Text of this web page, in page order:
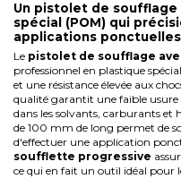
Un pistolet de
spécial (POM) qui
applications
Le pistolet de soufflage
professionnel en plastique
et une résistance élevée aux
qualité garantit une faible usure
dans les solvants, carburants et
de 100 mm de long permet de
d'effectuer une application
soufflette progressive
ce qui en fait un outil idéal pour